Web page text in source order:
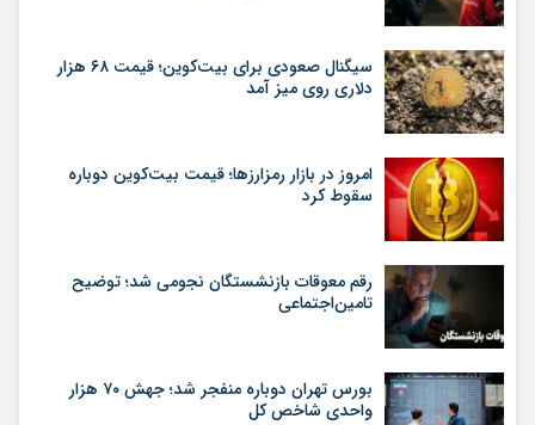
سیگنال صعودی برای بیت‌کوین؛ قیمت ۶۸ هزار
دلاری روی میز آمد
امروز در بازار رمزارزها؛ قیمت بیت‌کوین دوباره
سقوط کرد
رقم معوقات بازنشستگان نجومی شد؛ توضیح
تامین‌اجتماعی
بورس تهران دوباره منفجر شد؛ جهش ۷۰ هزار
واحدی شاخص کل